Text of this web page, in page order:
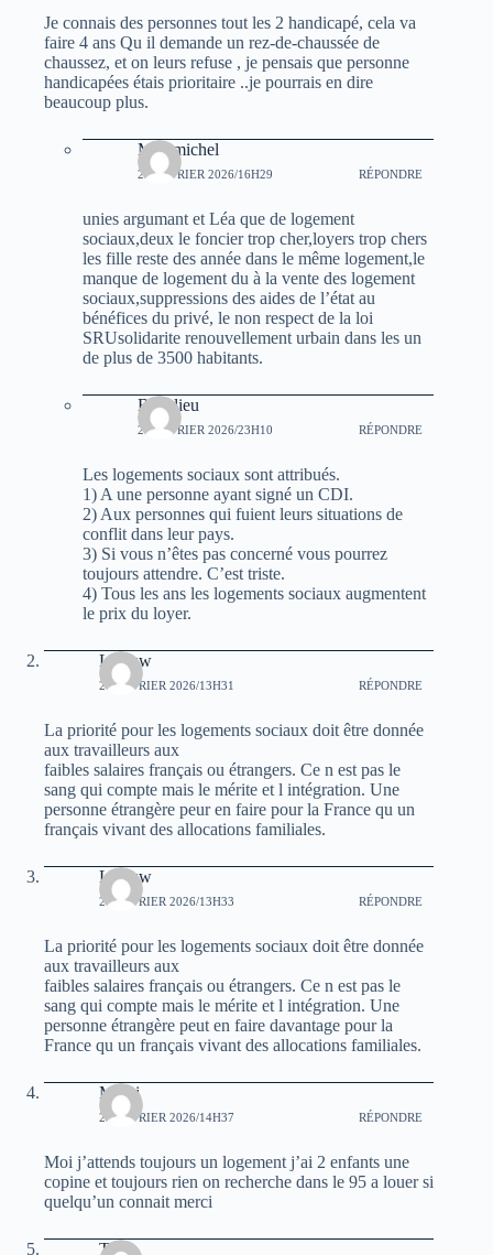
Je connais des personnes tout les 2 handicapé, cela va
faire 4 ans Qu il demande un rez-de-chaussée de
chaussez, et on leurs refuse , je pensais que personne
handicapées étais prioritaire ..je pourrais en dire
beaucoup plus.
Mus michel
25 FÉVRIER 2026/16H29 RÉPONDRE
unies argumant et Léa que de logement
sociaux,deux le foncier trop cher,loyers trop chers
les fille reste des année dans le même logement,le
manque de logement du à la vente des logement
sociaux,suppressions des aides de l’état au
bénéfices du privé, le non respect de la loi
SRUsolidarite renouvellement urbain dans les un
de plus de 3500 habitants.
Beaulieu
25 FÉVRIER 2026/23H10 RÉPONDRE
Les logements sociaux sont attribués.
1) A une personne ayant signé un CDI.
2) Aux personnes qui fuient leurs situations de
conflit dans leur pays.
3) Si vous n’êtes pas concerné vous pourrez
toujours attendre. C’est triste.
4) Tous les ans les logements sociaux augmentent
le prix du loyer.
Leleuw
24 FÉVRIER 2026/13H31 RÉPONDRE
La priorité pour les logements sociaux doit être donnée
aux travailleurs aux
faibles salaires français ou étrangers. Ce n est pas le
sang qui compte mais le mérite et l intégration. Une
personne étrangère peur en faire pour la France qu un
français vivant des allocations familiales.
Leleuw
24 FÉVRIER 2026/13H33 RÉPONDRE
La priorité pour les logements sociaux doit être donnée
aux travailleurs aux
faibles salaires français ou étrangers. Ce n est pas le
sang qui compte mais le mérite et l intégration. Une
personne étrangère peut en faire davantage pour la
France qu un français vivant des allocations familiales.
Malki
25 FÉVRIER 2026/14H37 RÉPONDRE
Moi j’attends toujours un logement j’ai 2 enfants une
copine et toujours rien on recherche dans le 95 a louer si
quelqu’un connait merci
Téo